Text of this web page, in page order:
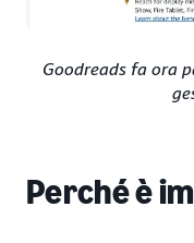
Goodreads fa ora
Perché è